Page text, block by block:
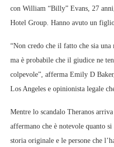
con William “Billy” Evans, 27
Hotel Group. Hanno avuto un
“Non credo che il fatto che sia
ma è probabile che il giudice ne
colpevole”, afferma Emily D
Los Angeles e opinionista legale
Mentre lo scandalo Theranos
affermano che è notevole quanto si
storia originale e le persone che